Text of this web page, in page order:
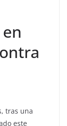
tras una
este